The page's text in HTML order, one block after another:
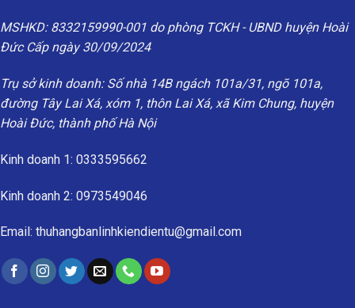
MSHKD: 8332159990-001 do phòng TCKH - UBND huyện Hoài
Đức Cấp ngày 30/09/2024
Trụ sở kinh doanh: Số nhà 14B ngách 101a/31, ngõ 101a,
đường Tây Lai Xá, xóm 1, thôn Lai Xá, xã Kim Chung, huyện
Hoài Đức, thành phố Hà Nội
Kinh doanh 1: 0333595662
Kinh doanh 2: 0973549046
Email: thuhangbanlinhkiendientu@gmail.com